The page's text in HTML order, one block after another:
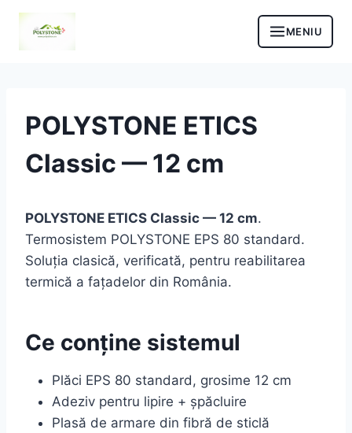
Skip
content
POLYSTONE ETICS
Classic — 12 cm
POLYSTONE ETICS Classic — 12 cm.
Termosistem POLYSTONE EPS 80 standard.
Soluția clasică, verificată, pentru reabilitarea
termică a fațadelor din România.
Ce conține sistemul
Plăci EPS 80 standard, grosime 12 cm
Adeziv pentru lipire + șpăcluire
Plasă de armare din fibră de sticlă